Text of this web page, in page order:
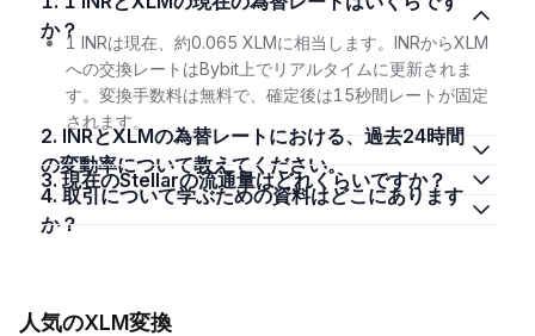
か？
1 INRは現在、約0.065 XLMに相当します。INRからXLM
への交換レートはBybit上でリアルタイムに更新されま
す。変換手数料は無料で、確定後は15秒間レートが固定
されます。
2. INRとXLMの為替レートにおける、過去24時間
の変動率について教えてください。
3. 現在のStellarの流通量はどれくらいですか？
4. 取引について学ぶための資料はどこにあります
か？
人気のXLM変換